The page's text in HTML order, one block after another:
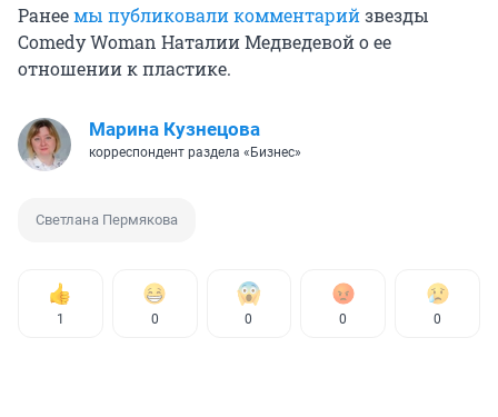
Ранеемы публиковали комментарийзвезды
Comedy Woman Наталии Медведевой о ее
отношении к пластике.
Марина Кузнецова
корреспондент раздела «Бизнес»
Светлана Пермякова
1 0 0 0 0